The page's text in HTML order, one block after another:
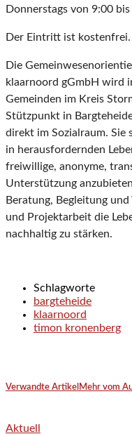
Donnerstags von 9:00
Der Eintritt ist kostenfrei.
Die
klaarnoord gGmbH wird
Gemeinden im Kreis
Stützpunkt in
direkt im Sozialraum. Sie
in herausfordernden
freiwillige, anonyme,
Unterstützung
Beratung, Begleitung
und Projektarbeit die
nachhaltig zu stärken.
Schlagworte
bargteheide
klaarnoord
timon kronenberg
Verwandte Artikel Mehr vom
Aktuell